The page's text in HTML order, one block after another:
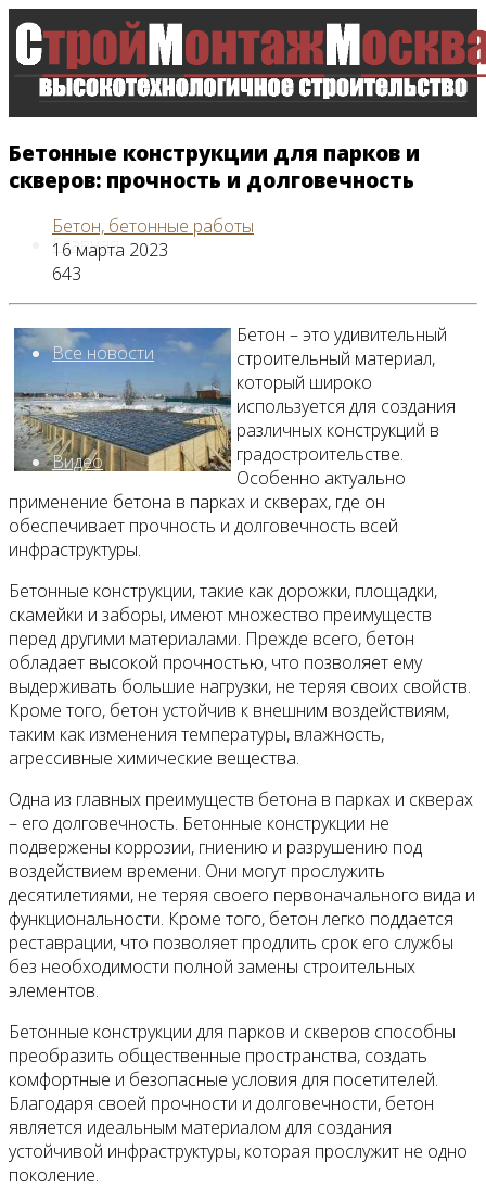
Главная
Все новости
Видео
Бетонные конструкции для парков и
скверов: прочность и долговечность
Бетон, бетонные работы
16 марта 2023
643
Бетон – это удивительный
строительный материал,
который широко
используется для создания
различных конструкций в
градостроительстве.
Особенно актуально
применение бетона в парках и скверах, где он
обеспечивает прочность и долговечность всей
инфраструктуры.
Бетонные конструкции, такие как дорожки, площадки,
скамейки и заборы, имеют множество преимуществ
перед другими материалами. Прежде всего, бетон
обладает высокой прочностью, что позволяет ему
выдерживать большие нагрузки, не теряя своих свойств.
Кроме того, бетон устойчив к внешним воздействиям,
таким как изменения температуры, влажность,
агрессивные химические вещества.
Одна из главных преимуществ бетона в парках и скверах
– его долговечность. Бетонные конструкции не
подвержены коррозии, гниению и разрушению под
воздействием времени. Они могут прослужить
десятилетиями, не теряя своего первоначального вида и
функциональности. Кроме того, бетон легко поддается
реставрации, что позволяет продлить срок его службы
без необходимости полной замены строительных
элементов.
Бетонные конструкции для парков и скверов способны
преобразить общественные пространства, создать
комфортные и безопасные условия для посетителей.
Благодаря своей прочности и долговечности, бетон
является идеальным материалом для создания
устойчивой инфраструктуры, которая прослужит не одно
поколение.